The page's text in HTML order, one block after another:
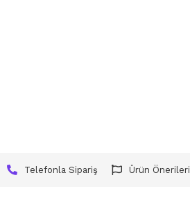
Telefonla Sipariş Ürün Önerileri